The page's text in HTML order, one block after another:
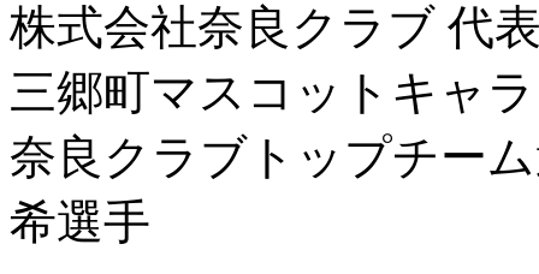
株式会社奈良クラブ 代
三郷町マスコットキャ
奈良クラブトップチー
希選手